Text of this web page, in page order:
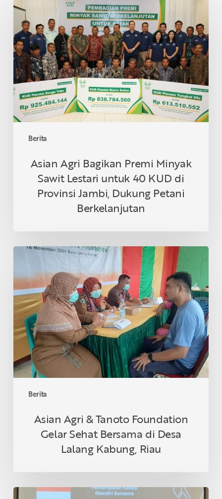
Berita
Agri
Bagikan
Premi
Minyak
Sawit
Lestari
untuk
40
KUD
di
Dukung
Petani
Berkelanjutan
Asian Agri Bagikan Premi Minyak
Sawit Lestari untuk 40 KUD di
Provinsi Jambi, Dukung Petani
Berkelanjutan
Berita
Asian
&
Tanoto
Foundation
Gelar
Sehat
Bersama
Desa
Lalang
Asian Agri & Tanoto Foundation
Gelar Sehat Bersama di Desa
Lalang Kabung, Riau
Petani